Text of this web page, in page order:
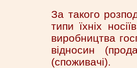
За такого
типи їхніх
виробництва
відносин
(споживачі).